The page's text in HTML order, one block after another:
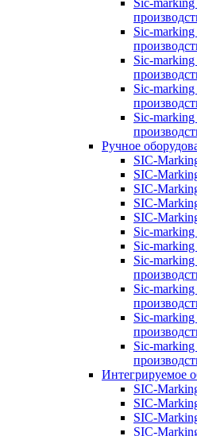
Sic-
Sic-
Sic-
Sic-
Sic-
Ручное
SIC-
SIC-
SIC-
SIC-
SIC-
Sic-
Sic-
Sic-
Sic-
Sic-
Sic-
Интегрируемое
SIC-
SIC-
SIC-
SIC-